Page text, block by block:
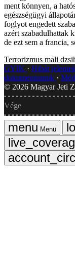
ment könnyen, a
egészségügyi
foglyot engedett
azért szabadulhattak
de ezt sem a francia,
Terrorizmus mali
GYIK
Hibát
dokumentumok
© 2026 Magyar Jeti
Vége
Menü